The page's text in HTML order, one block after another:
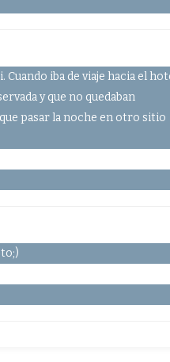
iba de viaje hacia el
y que no quedaban
pasar la noche en otro sitio